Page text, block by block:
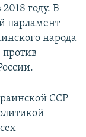
году. В
парламент
народа
ССР